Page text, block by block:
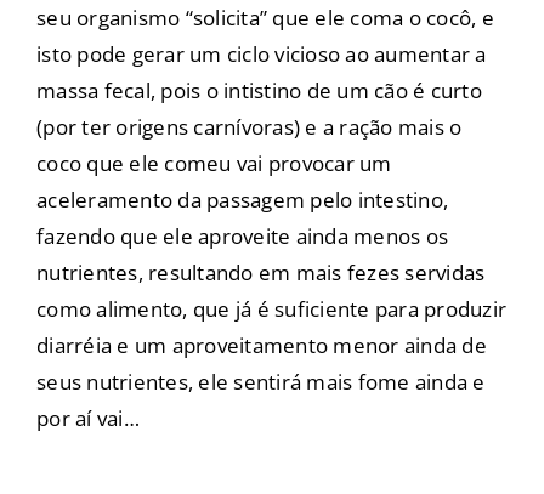
seu organismo “solicita” que ele coma o cocô, e
isto pode gerar um ciclo vicioso ao aumentar a
massa fecal, pois o intistino de um cão é curto
(por ter origens carnívoras) e a ração mais o
coco que ele comeu vai provocar um
aceleramento da passagem pelo intestino,
fazendo que ele aproveite ainda menos os
nutrientes, resultando em mais fezes servidas
como alimento, que já é suficiente para produzir
diarréia e um aproveitamento menor ainda de
seus nutrientes, ele sentirá mais fome ainda e
por aí vai…